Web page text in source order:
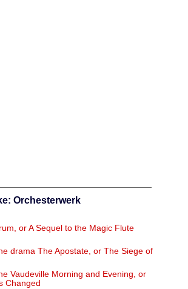
Orchesterwerk
or A Sequel to the Magic Flute
drama The Apostate, or The Siege of
Vaudeville Morning and Evening, or
Changed